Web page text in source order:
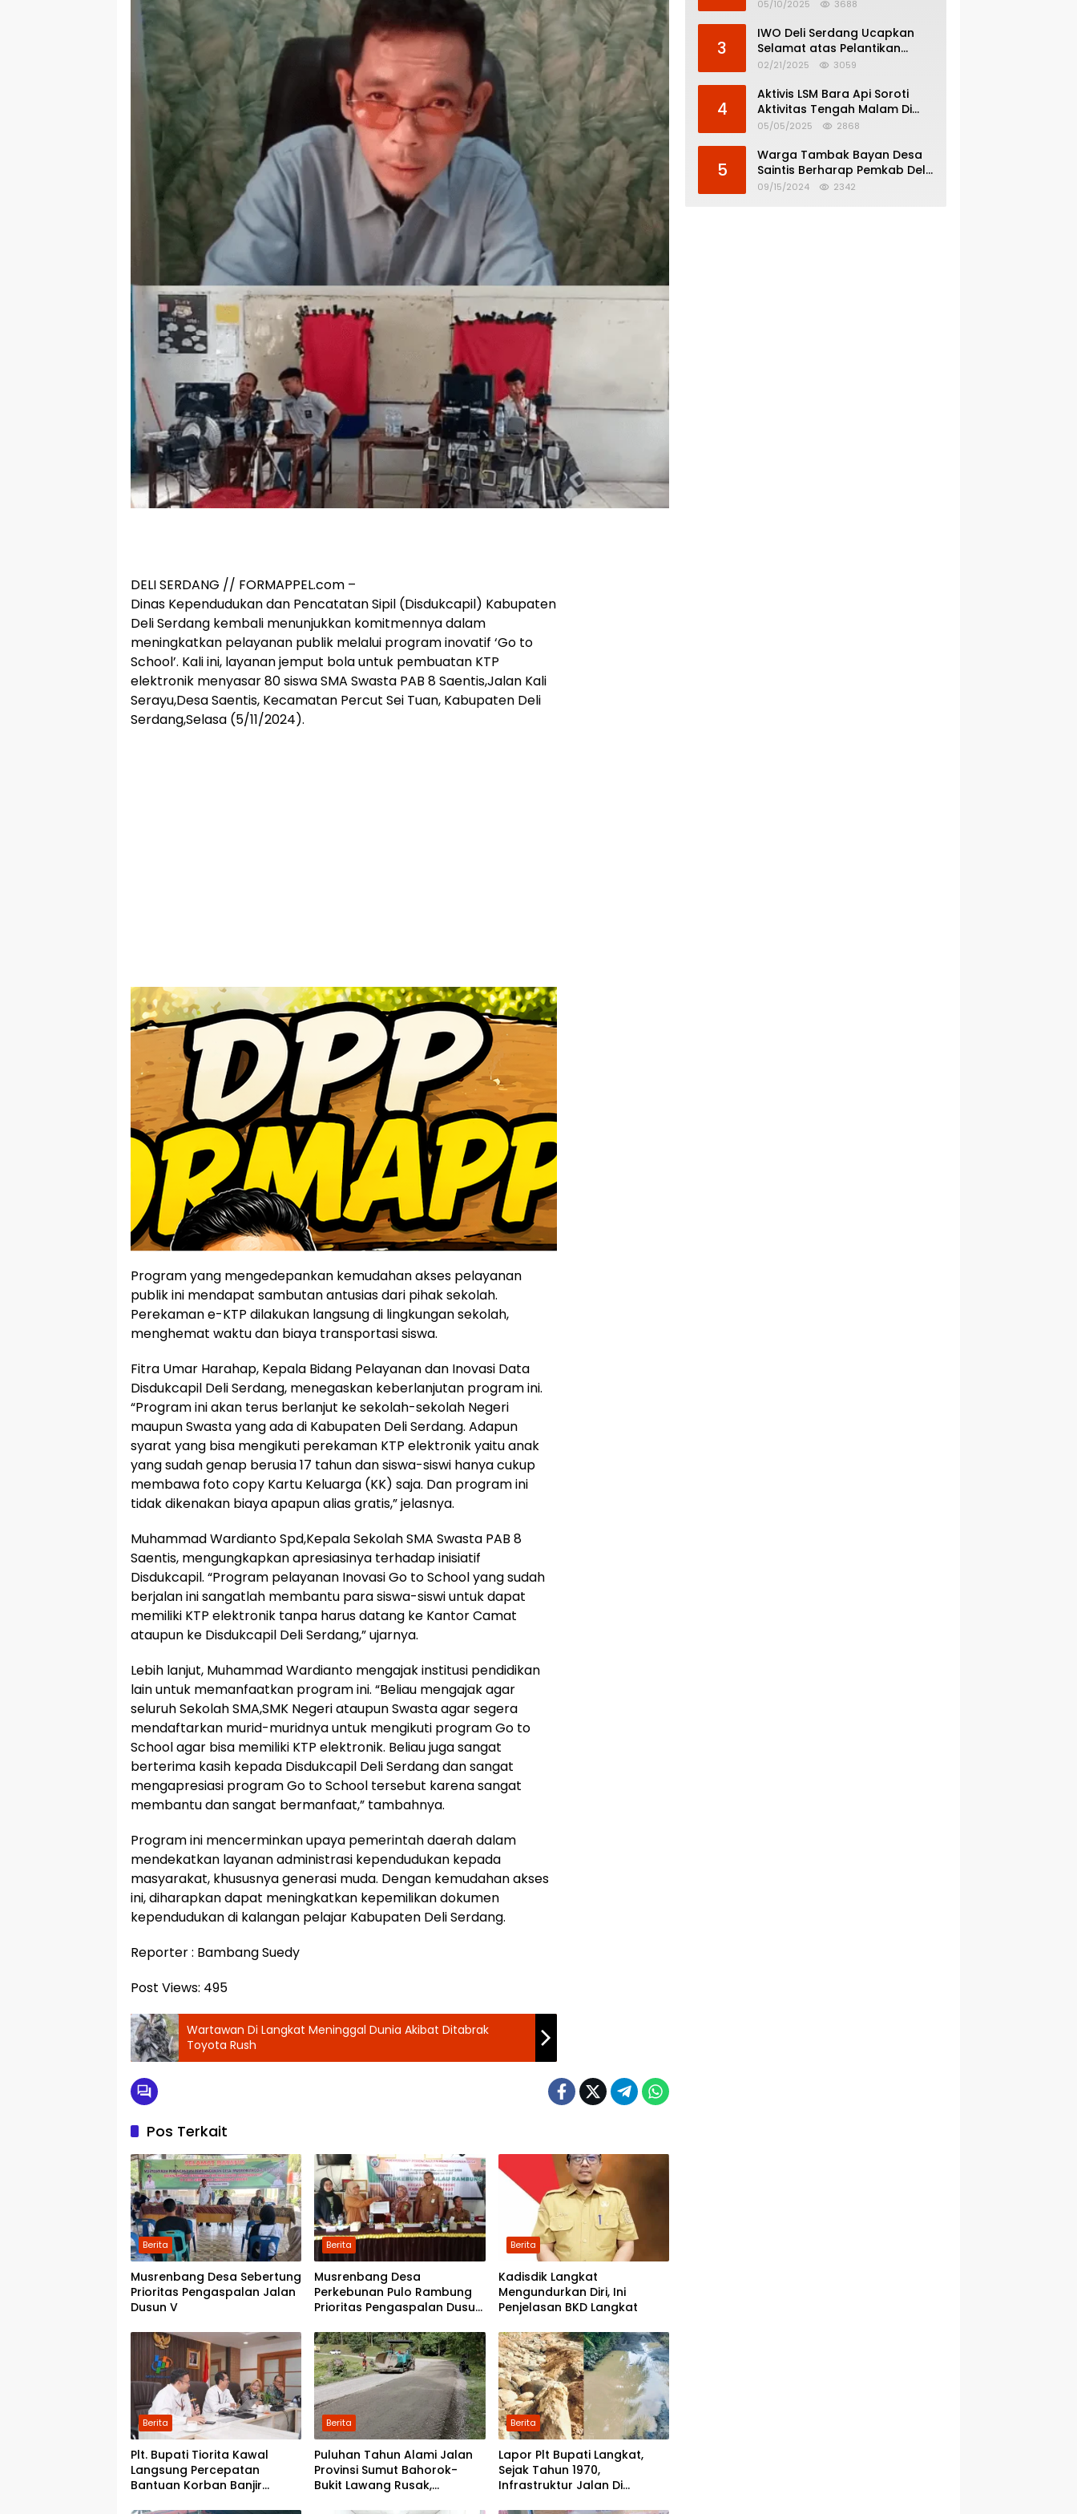
DELI SERDANG // FORMAPPEL.com –
Dinas Kependudukan dan Pencatatan Sipil (Disdukcapil) Kabupaten
Deli Serdang kembali menunjukkan komitmennya dalam
meningkatkan pelayanan publik melalui program inovatif ‘Go to
School’. Kali ini, layanan jemput bola untuk pembuatan KTP
elektronik menyasar 80 siswa SMA Swasta PAB 8 Saentis,Jalan Kali
Serayu,Desa Saentis, Kecamatan Percut Sei Tuan, Kabupaten Deli
Serdang,Selasa (5/11/2024).
Program yang mengedepankan kemudahan akses pelayanan
publik ini mendapat sambutan antusias dari pihak sekolah.
Perekaman e-KTP dilakukan langsung di lingkungan sekolah,
menghemat waktu dan biaya transportasi siswa.
Fitra Umar Harahap, Kepala Bidang Pelayanan dan Inovasi Data
Disdukcapil Deli Serdang, menegaskan keberlanjutan program ini.
“Program ini akan terus berlanjut ke sekolah-sekolah Negeri
maupun Swasta yang ada di Kabupaten Deli Serdang. Adapun
syarat yang bisa mengikuti perekaman KTP elektronik yaitu anak
yang sudah genap berusia 17 tahun dan siswa-siswi hanya cukup
membawa foto copy Kartu Keluarga (KK) saja. Dan program ini
tidak dikenakan biaya apapun alias gratis,” jelasnya.
Muhammad Wardianto Spd,Kepala Sekolah SMA Swasta PAB 8
Saentis, mengungkapkan apresiasinya terhadap inisiatif
Disdukcapil. “Program pelayanan Inovasi Go to School yang sudah
berjalan ini sangatlah membantu para siswa-siswi untuk dapat
memiliki KTP elektronik tanpa harus datang ke Kantor Camat
ataupun ke Disdukcapil Deli Serdang,” ujarnya.
Lebih lanjut, Muhammad Wardianto mengajak institusi pendidikan
lain untuk memanfaatkan program ini. “Beliau mengajak agar
seluruh Sekolah SMA,SMK Negeri ataupun Swasta agar segera
mendaftarkan murid-muridnya untuk mengikuti program Go to
School agar bisa memiliki KTP elektronik. Beliau juga sangat
berterima kasih kepada Disdukcapil Deli Serdang dan sangat
mengapresiasi program Go to School tersebut karena sangat
membantu dan sangat bermanfaat,” tambahnya.
Program ini mencerminkan upaya pemerintah daerah dalam
mendekatkan layanan administrasi kependudukan kepada
masyarakat, khususnya generasi muda. Dengan kemudahan akses
ini, diharapkan dapat meningkatkan kepemilikan dokumen
kependudukan di kalangan pelajar Kabupaten Deli Serdang.
Reporter : Bambang Suedy
Post Views: 495
Wartawan Di Langkat Meninggal Dunia Akibat Ditabrak
Toyota Rush
Pos Terkait
Berita
Musrenbang Desa Sebertung
Prioritas Pengaspalan Jalan
Dusun V
Berita
Musrenbang Desa
Perkebunan Pulo Rambung
Prioritas Pengaspalan Dusun
Pondok Boyan
Berita
Kadisdik Langkat
Mengundurkan Diri, Ini
Penjelasan BKD Langkat
Berita
Plt. Bupati Tiorita Kawal
Langsung Percepatan
Bantuan Korban Banjir
Berita
Puluhan Tahun Alami Jalan
Provinsi Sumut Bahorok-
Bukit Lawang Rusak,
Berita
Lapor Plt Bupati Langkat,
Sejak Tahun 1970,
Infrastruktur Jalan Di
05/10/2025 3688
3
IWO Deli Serdang Ucapkan
Selamat atas Pelantikan
Bupati dan Wakil Bupati Deli
02/21/2025 3059
4
Aktivis LSM Bara Api Soroti
Aktivitas Tengah Malam Di
SPBU 14.213.228 Bandar Tinggi
05/05/2025 2868
5
Warga Tambak Bayan Desa
Saintis Berharap Pemkab Deli
Serdang Atasi Banjir
09/15/2024 2342